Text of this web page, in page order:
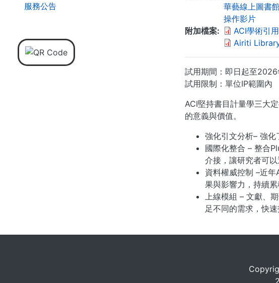
服務公告
華藝線上圖書
操作影片
附加檔案
ACI學術引
Airiti
試用期間：即日起至2026
試用限制：單位IP範圍內
ACI堅持書目計量學三大
的意義與價值。
強化引文分析– 強化
國際化整合 – 整合
介接，讓研究者可
資料權威控制 –近
果與影響力，持續累
上線模組 – 文獻、
足不同的需求，快